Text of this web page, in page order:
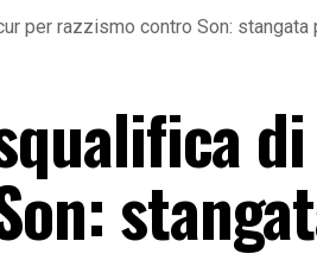
per razzismo contro Son: